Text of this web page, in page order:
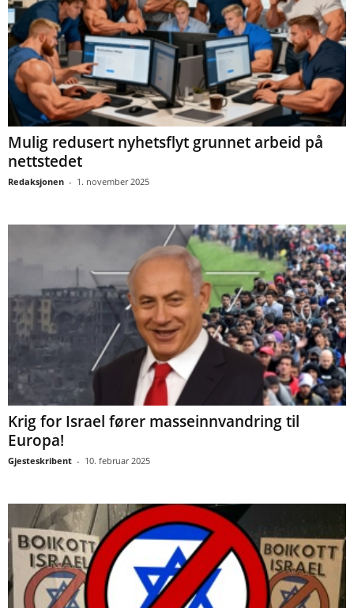
Mulig redusert nyhetsflyt grunnet arbeid på
nettstedet
Redaksjonen - 1. november 2025
Krig for Israel fører masseinnvandring til
Europa!
Gjesteskribent - 10. februar 2025